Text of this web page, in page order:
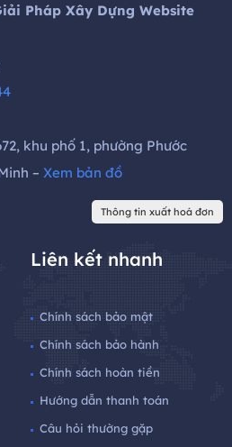
Pháp Xây Dựng Website
khu phố 1, phường Phước
– Xem bản đồ
Thông tin xuất hoá đơn
Liên kết nhanh
Chính sách bảo mật
Chính sách bảo hành
Chính sách hoàn tiền
Hướng dẫn thanh toán
Câu hỏi thường gặp